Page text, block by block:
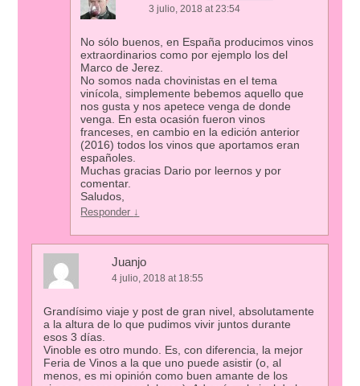
3 julio, 2018 at 23:54
No sólo buenos, en España producimos vinos
extraordinarios como por ejemplo los del
Marco de Jerez.
No somos nada chovinistas en el tema
vinícola, simplemente bebemos aquello que
nos gusta y nos apetece venga de donde
venga. En esta ocasión fueron vinos
franceses, en cambio en la edición anterior
(2016) todos los vinos que aportamos eran
españoles.
Muchas gracias Dario por leernos y por
comentar.
Saludos,
Responder ↓
Juanjo
4 julio, 2018 at 18:55
Grandísimo viaje y post de gran nivel, absolutamente
a la altura de lo que pudimos vivir juntos durante
esos 3 días.
Vinoble es otro mundo. Es, con diferencia, la mejor
Feria de Vinos a la que uno puede asistir (o, al
menos, es mi opinión como buen amante de los